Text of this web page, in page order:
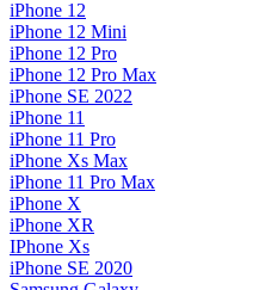
iPhone 12
iPhone 12 Mini
iPhone 12 Pro
iPhone 12 Pro Max
iPhone SE 2022
iPhone 11
iPhone 11 Pro
iPhone Xs Max
iPhone 11 Pro Max
iPhone X
iPhone XR
IPhone Xs
iPhone SE 2020